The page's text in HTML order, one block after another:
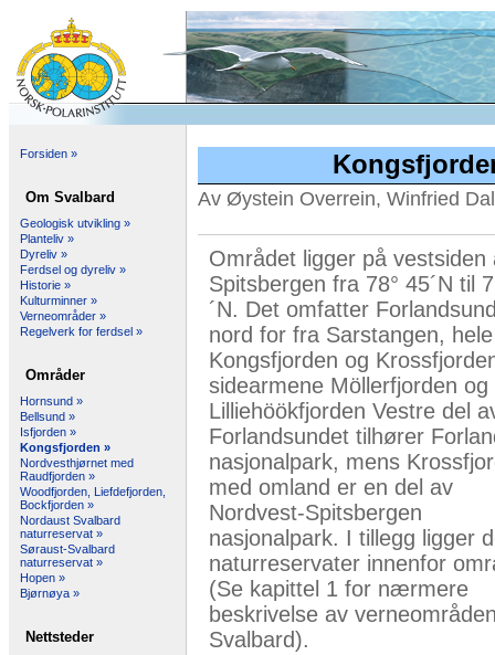
Forsiden »
Om Svalbard
Geologisk utvikling »
Planteliv »
Dyreliv »
Ferdsel og dyreliv »
Historie »
Kulturminner »
Verneområder »
Regelverk for ferdsel »
Områder
Hornsund »
Bellsund »
Isfjorden »
Kongsfjorden »
Nordvesthjørnet med
Raudfjorden »
Woodfjorden, Liefdefjorden,
Bockfjorden »
Nordaust Svalbard
naturreservat »
Søraust-Svalbard
naturreservat »
Hopen »
Bjørnøya »
Nettsteder
Av Øystein Overrein, Winfried
Området ligger på vestsiden
Spitsbergen fra 78° 45´N til
´N. Det omfatter
nord for fra Sarstangen, hele
Kongsfjorden og
sidearmene Möllerfjorden og
Lilliehöökfjorden Vestre del
Forlandsundet tilhører
nasjonalpark, mens
med omland er en del av
Nordvest-Spitsbergen
nasjonalpark. I tillegg ligger
naturreservater innenfor
(Se kapittel 1 for nærmere
beskrivelse av
Svalbard).